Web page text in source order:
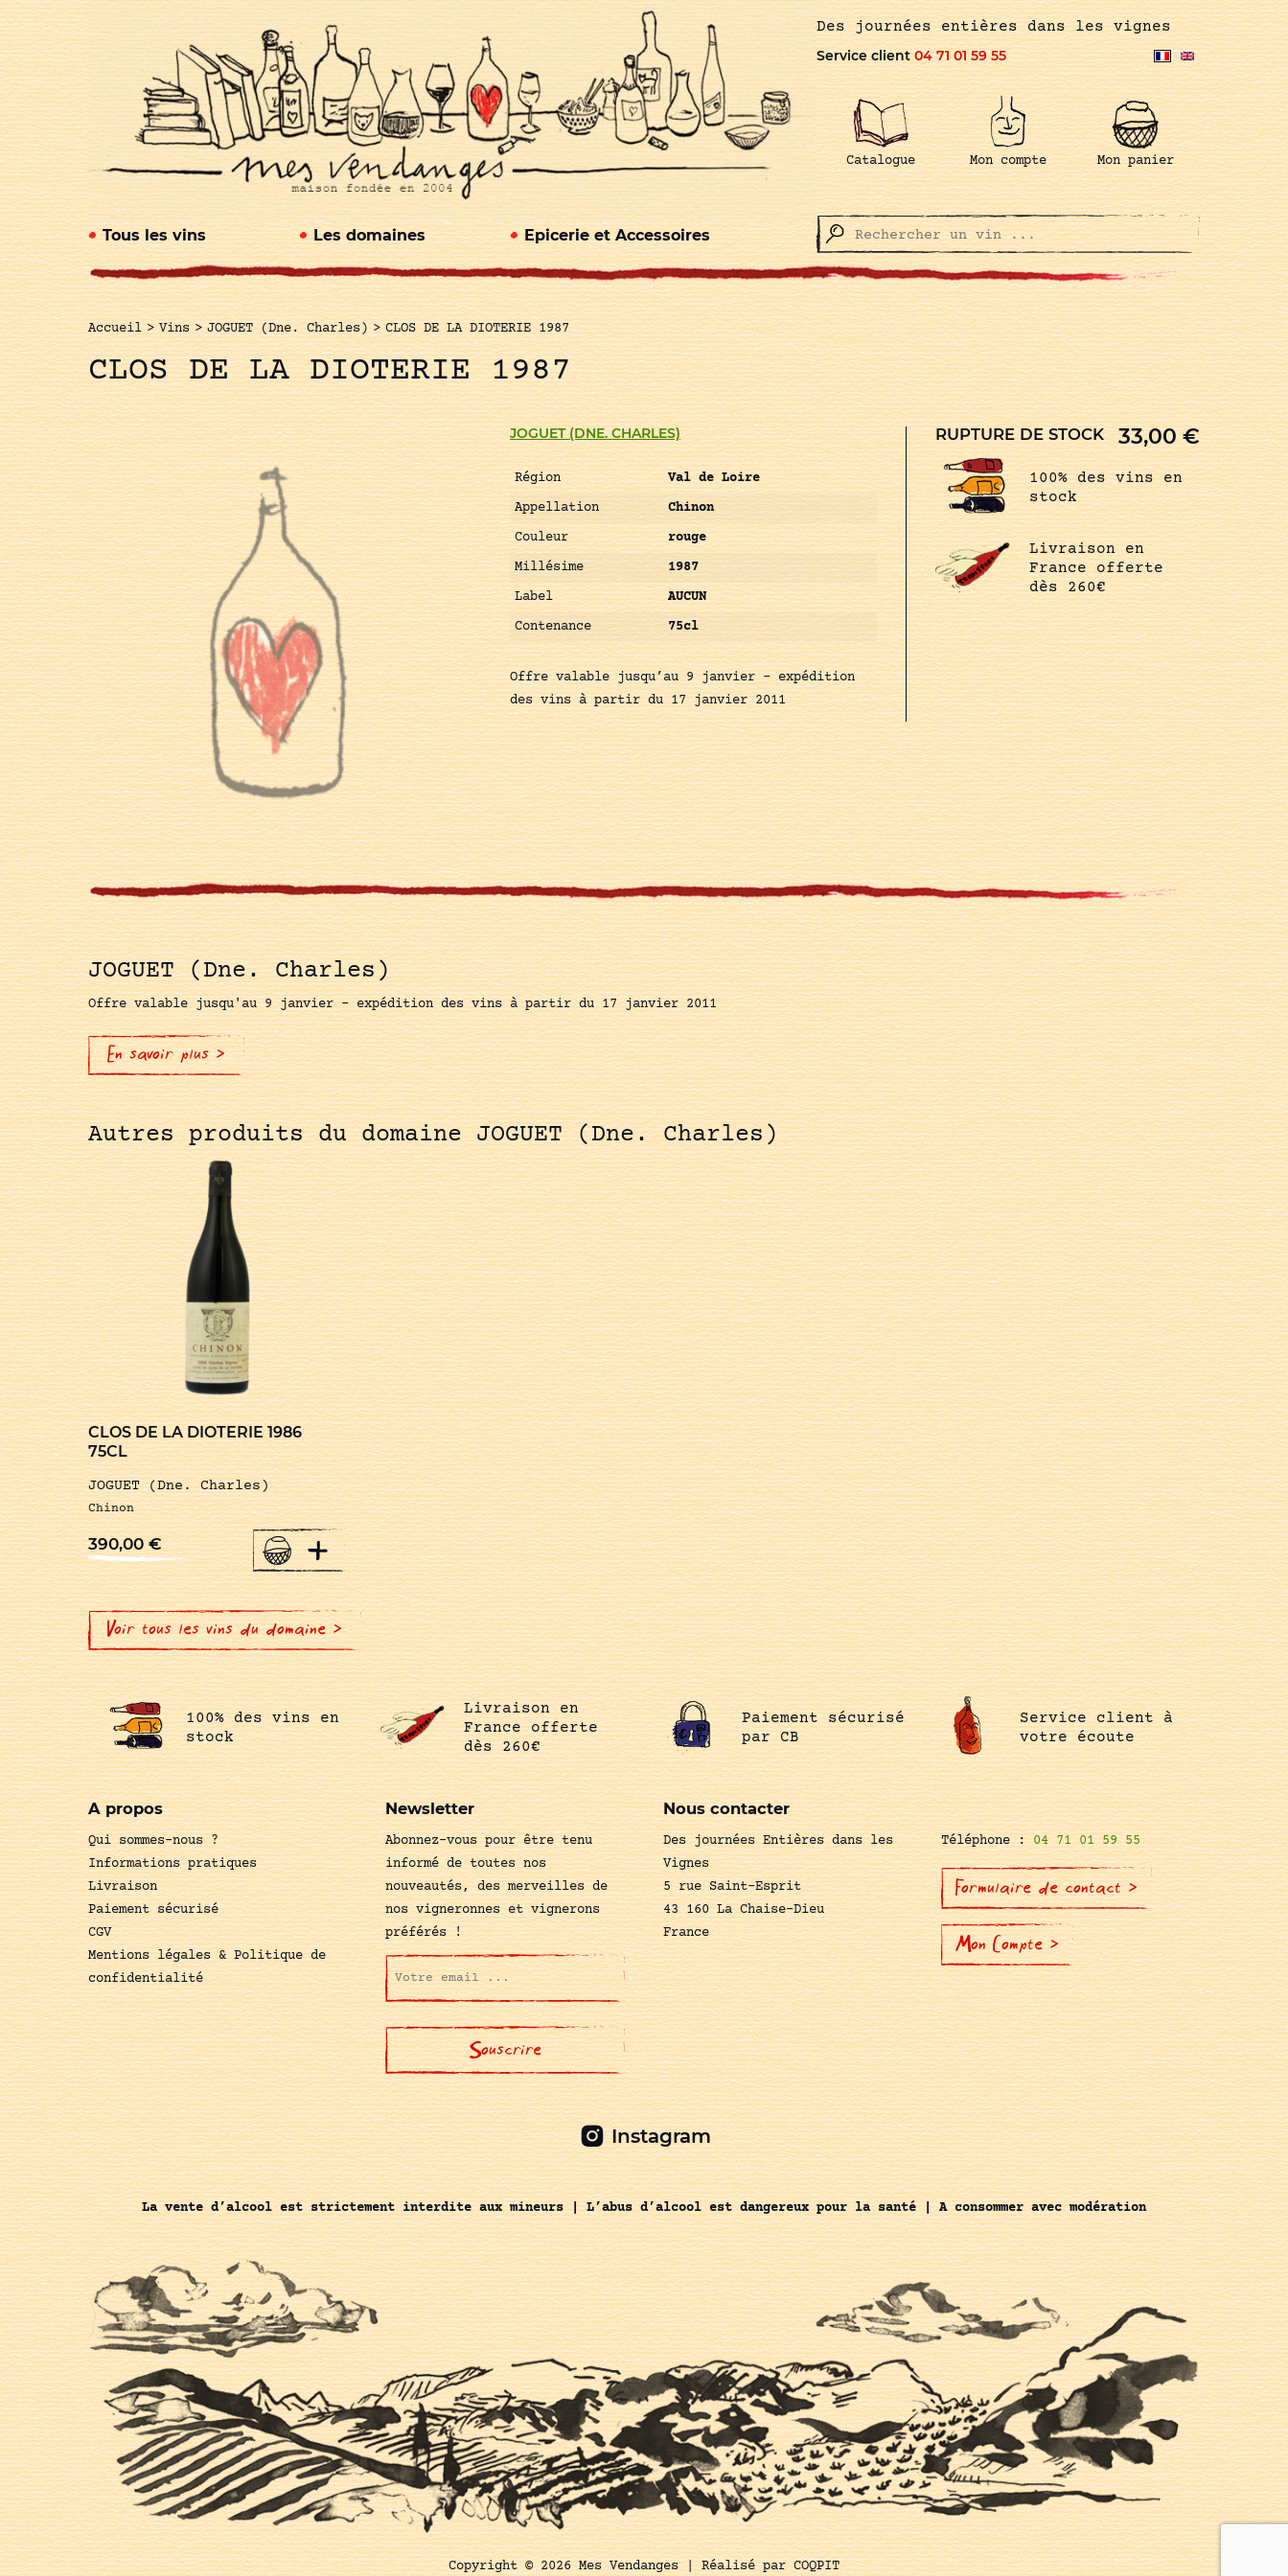
Des journées entières dans les vignes
Service client04 71 01 59 55
Catalogue Mon compte Mon panier
Tous les vins Les domaines Epicerie et Accessoires
Accueil > Vins > JOGUET (Dne. Charles) > CLOS DE LA DIOTERIE 1987
CLOS DE LA DIOTERIE 1987
JOGUET (DNE. CHARLES)
Région
Val de Loire
Appellation
Chinon
Couleur
rouge
Millésime
1987
Label
AUCUN
Contenance
75cl
Offre valable jusqu’au 9 janvier – expédition
des vins à partir du 17 janvier 2011
RUPTURE DE STOCK 33,00€
100% des vins en
stock
Livraison en
France offerte
dès 260€
JOGUET (Dne. Charles)
Offre valable jusqu'au 9 janvier - expédition des vins à partir du 17 janvier 2011
En savoir plus >
Autres produits du domaine JOGUET (Dne. Charles)
CLOS DE LA DIOTERIE 1986
75CL
JOGUET (Dne. Charles)
Chinon
390,00€ +
Voir tous les vins du domaine >
100% des vins en
stock
Livraison en
France offerte
dès 260€
Paiement sécurisé
par CB
Service client à
votre écoute
A propos
Qui sommes-nous ?
Informations pratiques
Livraison
Paiement sécurisé
CGV
Mentions légales & Politique de
confidentialité
Newsletter
Abonnez-vous pour être tenu
informé de toutes nos
nouveautés, des merveilles de
nos vigneronnes et vignerons
préférés !
Nous contacter
Des journées Entières dans les
Vignes
5 rue Saint-Esprit
43 160 La Chaise-Dieu
France
Téléphone :04 71 01 59 55
Formulaire de contact >
Mon Compte >
Instagram
La vente d’alcool est strictement interdite aux mineurs | L’abus d’alcool est dangereux pour la santé | A consommer avec modération
Copyright © 2026 Mes Vendanges |Réalisé par COQPIT